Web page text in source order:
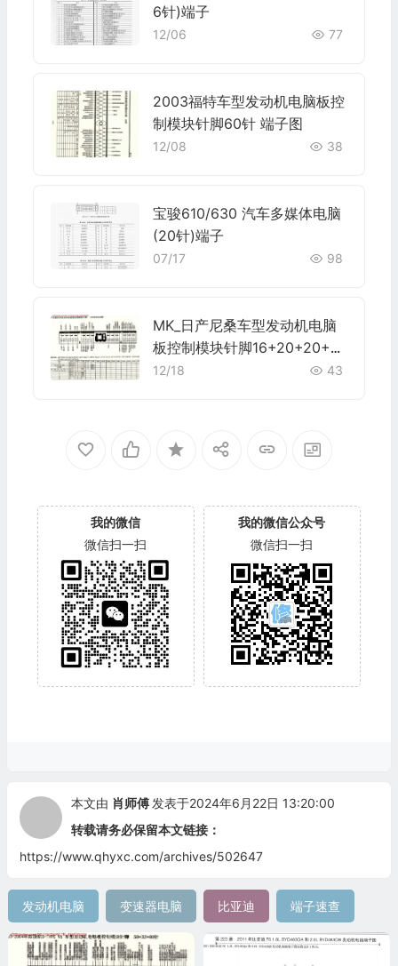
6针)端子
12/06 77
2003福特车型发动机电脑板控
制模块针脚60针 端子图
12/08 38
宝骏610/630 汽车多媒体电脑
(20针)端子
07/17 98
MK_日产尼桑车型发动机电脑
板控制模块针脚16+20+20+20
针3 端子图
12/18 43
我的微信
微信扫一扫
我的微信公众号
微信扫一扫
本文由 肖师傅 发表于2024年6月22日 13:20:00
转载请务必保留本文链接：
https://www.qhyxc.com/archives/502647
发动机电脑 变速器电脑 比亚迪 端子速查